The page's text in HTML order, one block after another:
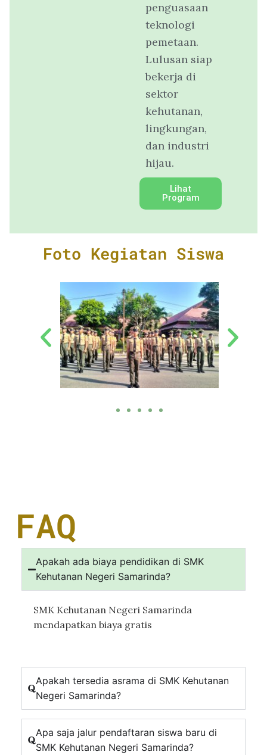
penguasaan
teknologi
pemetaan.
Lulusan siap
bekerja di
sektor
kehutanan,
lingkungan,
dan industri
hijau.
Lihat
Program
Foto Kegiatan Siswa
FAQ
Apakah ada biaya pendidikan di SMK
Kehutanan Negeri Samarinda?
SMK Kehutanan Negeri Samarinda
mendapatkan biaya gratis
Apakah tersedia asrama di SMK Kehutanan
Negeri Samarinda?
Apa saja jalur pendaftaran siswa baru di
SMK Kehutanan Negeri Samarinda?